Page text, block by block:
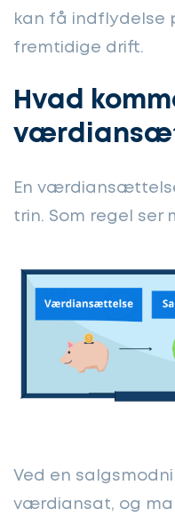
kan få indflydelse
fremtidige drift.
Hvad
En
trin. Som regel ser
Ved en
værdiansat, og